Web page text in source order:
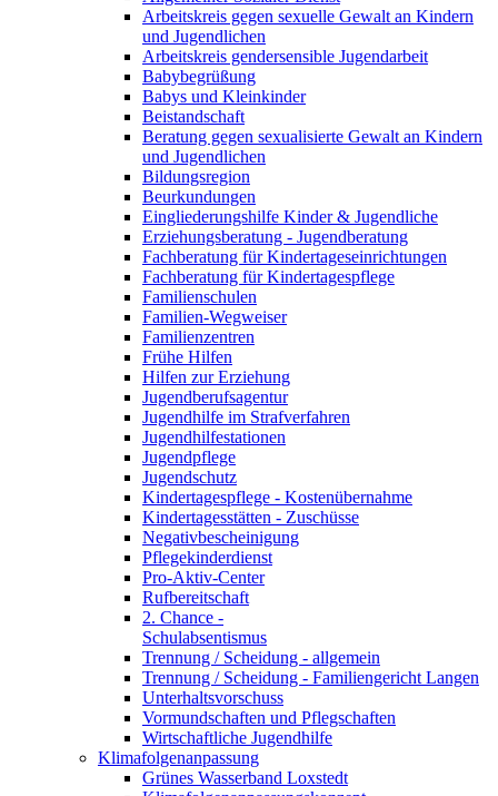
Arbeitskreis gegen sexuelle Gewalt an Kindern
und Jugendlichen
Arbeitskreis gendersensible Jugendarbeit
Babybegrüßung
Babys und Kleinkinder
Beistandschaft
Beratung gegen sexualisierte Gewalt an Kindern
und Jugendlichen
Bildungsregion
Beurkundungen
Eingliederungshilfe Kinder & Jugendliche
Erziehungsberatung - Jugendberatung
Fachberatung für Kindertageseinrichtungen
Fachberatung für Kindertagespflege
Familienschulen
Familien-Wegweiser
Familienzentren
Frühe Hilfen
Hilfen zur Erziehung
Jugendberufsagentur
Jugendhilfe im Strafverfahren
Jugendhilfestationen
Jugendpflege
Jugendschutz
Kindertagespflege - Kostenübernahme
Kindertagesstätten - Zuschüsse
Negativbescheinigung
Pflegekinderdienst
Pro-Aktiv-Center
Rufbereitschaft
2. Chance -
Schulabsentismus
Trennung / Scheidung - allgemein
Trennung / Scheidung - Familiengericht Langen
Unterhaltsvorschuss
Vormundschaften und Pflegschaften
Wirtschaftliche Jugendhilfe
Klimafolgenanpassung
Grünes Wasserband Loxstedt